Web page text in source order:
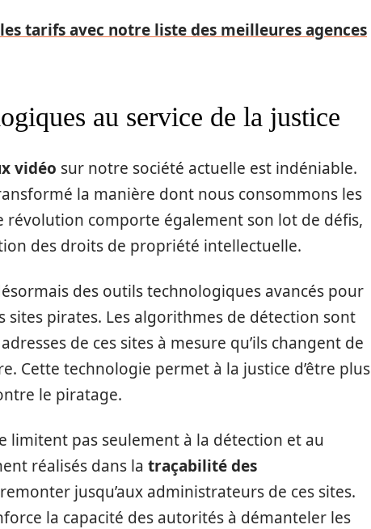
tarifs avec notre liste des meilleures agences
au service de la justice
vidéo sur notre société actuelle est indéniable.
la manière dont nous consommons les
révolution comporte également son lot de défis,
des droits de propriété intellectuelle.
des outils technologiques avancés pour
sites pirates. Les algorithmes de détection sont
de ces sites à mesure qu’ils changent de
Cette technologie permet à la justice d’être plus
le piratage.
limitent pas seulement à la détection et au
réalisés dans la traçabilité des
jusqu’aux administrateurs de ces sites.
la capacité des autorités à démanteler les